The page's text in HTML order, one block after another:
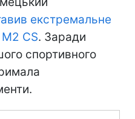
екстремальне
CS. Заради
спортивного